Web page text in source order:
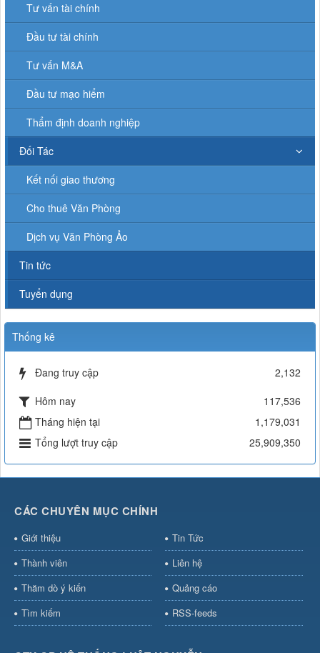
Tư vấn tài chính
Đầu tư tài chính
Tư vấn M&A
Đầu tư mạo hiểm
Thẩm định doanh nghiệp
Đối Tác
Kết nối giao thương
Cho thuê Văn Phòng
Dịch vụ Văn Phòng Ảo
Tin tức
Tuyển dụng
Thống kê
Đang truy cập
2,132
Hôm nay
117,536
Tháng hiện tại
1,179,031
Tổng lượt truy cập
25,909,350
CÁC CHUYÊN MỤC CHÍNH
Giới thiệu
Tin Tức
Thành viên
Liên hệ
Thăm dò ý kiến
Quảng cáo
Tìm kiếm
RSS-feeds